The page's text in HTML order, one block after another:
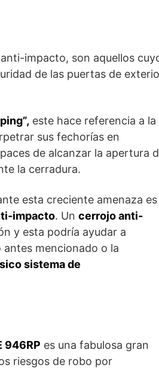
impacto, son aquellos
de las puertas de
este hace referencia a la
sus fechorías en
de alcanzar la apertura
la cerradura.
esta creciente amenaza es
impacto. Un cerrojo anti-
y esta podría ayudar a
mencionado o la
sistema de
946RP es una fabulosa gran
riesgos de robo por